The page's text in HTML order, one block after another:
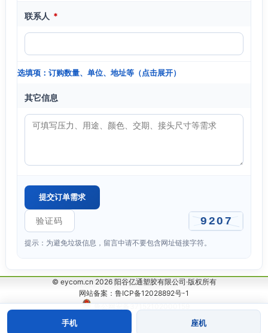
联系人 *
选填项：订购数量、单位、地址等（点击展开）
其它信息
提示：为避免垃圾信息，留言中请不要包含网址链接字符。
手机 座机
© eycom.cn 2026 阳谷亿通塑胶有限公司·版权所有
网站备案：鲁ICP备12028892号-1
鲁公网安备37152102000159